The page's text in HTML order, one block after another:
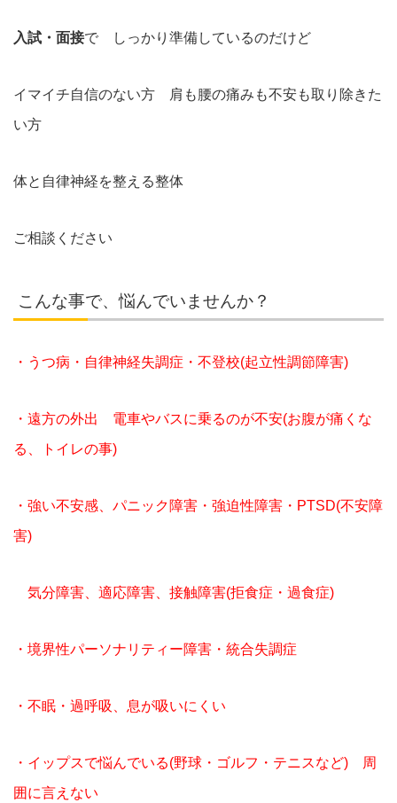
入試・面接で しっかり準備しているのだけど
イマイチ自信のない方 肩も腰の痛みも不安も取り除きた
い方
体と自律神経を整える整体
ご相談ください
こんな事で、悩んでいませんか？
・うつ病・自律神経失調症・不登校(起立性調節障害)
・遠方の外出 電車やバスに乗るのが不安(お腹が痛くな
る、トイレの事)
・強い不安感、パニック障害・強迫性障害・PTSD(不安障
害)
気分障害、適応障害、接触障害(拒食症・過食症)
・境界性パーソナリティー障害・統合失調症
・不眠・過呼吸、息が吸いにくい
・イップスで悩んでいる(野球・ゴルフ・テニスなど) 周
囲に言えない